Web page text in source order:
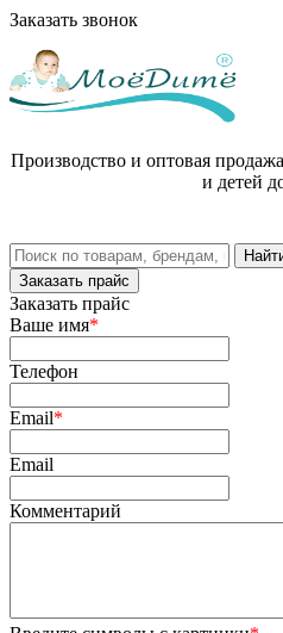
Заказать звонок
Производство и оптовая
и детей
Заказать прайс
Заказать прайс
Ваше имя*
Телефон
Email*
Email
Комментарий